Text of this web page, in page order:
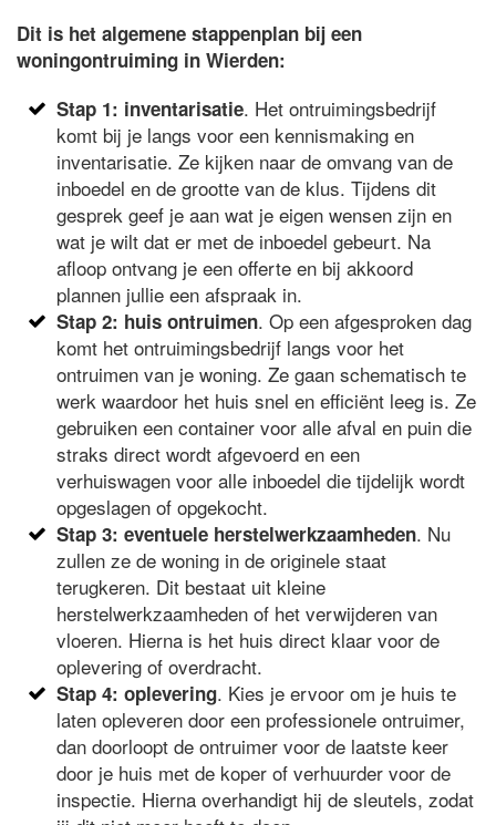
Dit is het algemene stappenplan bij een
woningontruiming in Wierden:
Stap 1: inventarisatie. Het ontruimingsbedrijf
komt bij je langs voor een kennismaking en
inventarisatie. Ze kijken naar de omvang van de
inboedel en de grootte van de klus. Tijdens dit
gesprek geef je aan wat je eigen wensen zijn en
wat je wilt dat er met de inboedel gebeurt. Na
afloop ontvang je een offerte en bij akkoord
plannen jullie een afspraak in.
Stap 2: huis ontruimen. Op een afgesproken dag
komt het ontruimingsbedrijf langs voor het
ontruimen van je woning. Ze gaan schematisch te
werk waardoor het huis snel en efficiënt leeg is. Ze
gebruiken een container voor alle afval en puin die
straks direct wordt afgevoerd en een
verhuiswagen voor alle inboedel die tijdelijk wordt
opgeslagen of opgekocht.
Stap 3: eventuele herstelwerkzaamheden. Nu
zullen ze de woning in de originele staat
terugkeren. Dit bestaat uit kleine
herstelwerkzaamheden of het verwijderen van
vloeren. Hierna is het huis direct klaar voor de
oplevering of overdracht.
Stap 4: oplevering. Kies je ervoor om je huis te
laten opleveren door een professionele ontruimer,
dan doorloopt de ontruimer voor de laatste keer
door je huis met de koper of verhuurder voor de
inspectie. Hierna overhandigt hij de sleutels, zodat